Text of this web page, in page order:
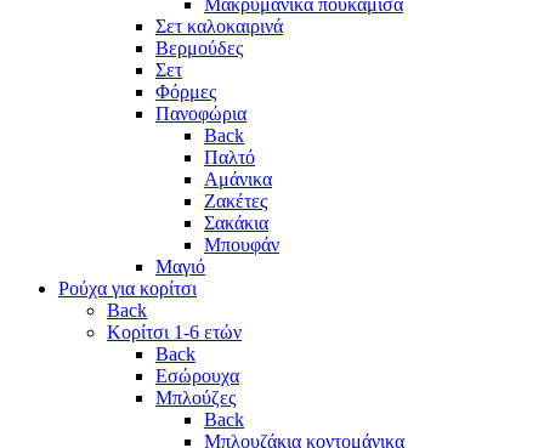
Σετ καλοκαιρινά
Βερμούδες
Σετ
Φόρμες
Πανοφώρια
Back
Παλτό
Αμάνικα
Ζακέτες
Σακάκια
Μπουφάν
Μαγιό
Ρούχα για κορίτσι
Back
Κορίτσι 1-6 ετών
Back
Εσώρουχα
Μπλούζες
Back
Μπλουζάκια κοντομάνικα